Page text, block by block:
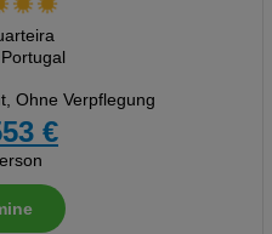
Ohne Verpflegung
€